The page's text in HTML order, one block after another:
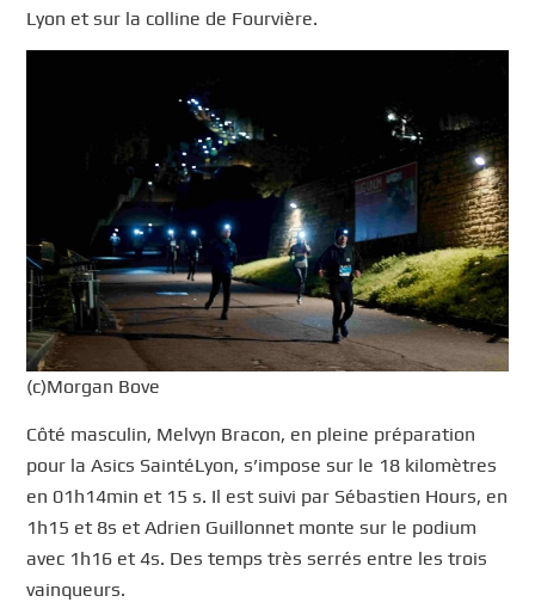
Lyon et sur la colline de Fourvière.
(c)Morgan Bove
Côté masculin, Melvyn Bracon, en pleine préparation
pour la Asics SaintéLyon, s’impose sur le 18 kilomètres
en 01h14min et 15 s. Il est suivi par Sébastien Hours, en
1h15 et 8s et Adrien Guillonnet monte sur le podium
avec 1h16 et 4s. Des temps très serrés entre les trois
vainqueurs.